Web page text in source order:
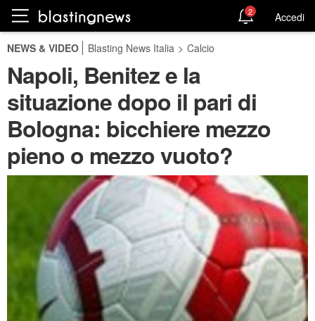
2 Accedi
NEWS & VIDEO Blasting News Italia > Calcio
Napoli, Benitez e la
situazione dopo il pari di
Bologna: bicchiere mezzo
pieno o mezzo vuoto?